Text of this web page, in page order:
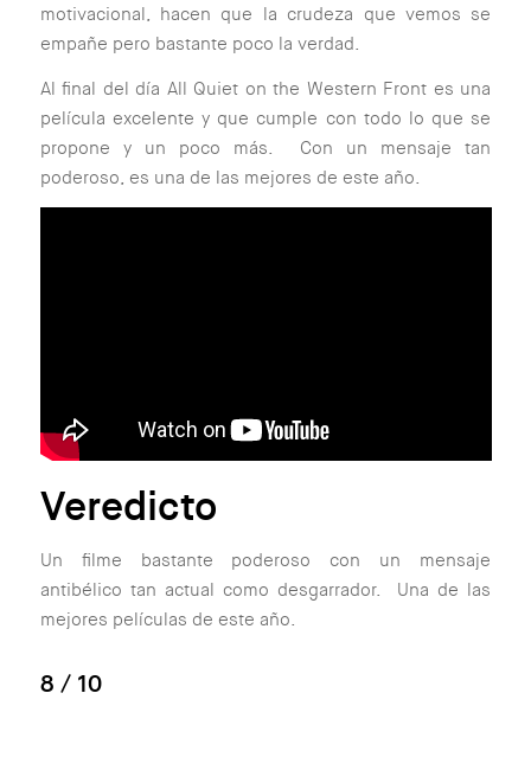
motivacional, hacen que la crudeza que vemos se
empañe pero bastante poco la verdad.
Al final del día All Quiet on the Western Front es una
película excelente y que cumple con todo lo que se
propone y un poco más. Con un mensaje tan
poderoso, es una de las mejores de este año.
Veredicto
Un filme bastante poderoso con un mensaje
antibélico tan actual como desgarrador. Una de las
mejores películas de este año.
8 / 10